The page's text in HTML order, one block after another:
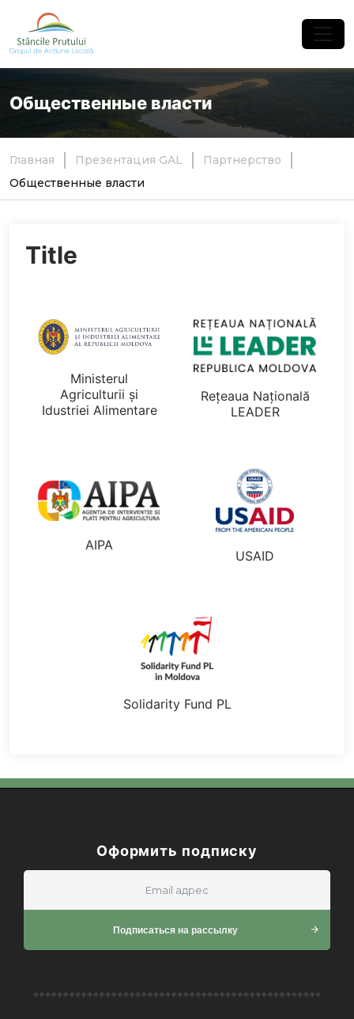
×
Общественные власти
Главная Презентация GAL
Партнерство
Общественные власти
Title
Ministerul
Agriculturii și
Idustriei Alimentare
Rețeaua Națională
LEADER
AIPA
USAID
Solidarity Fund PL
Оформить подписку
Подписаться на рассылку